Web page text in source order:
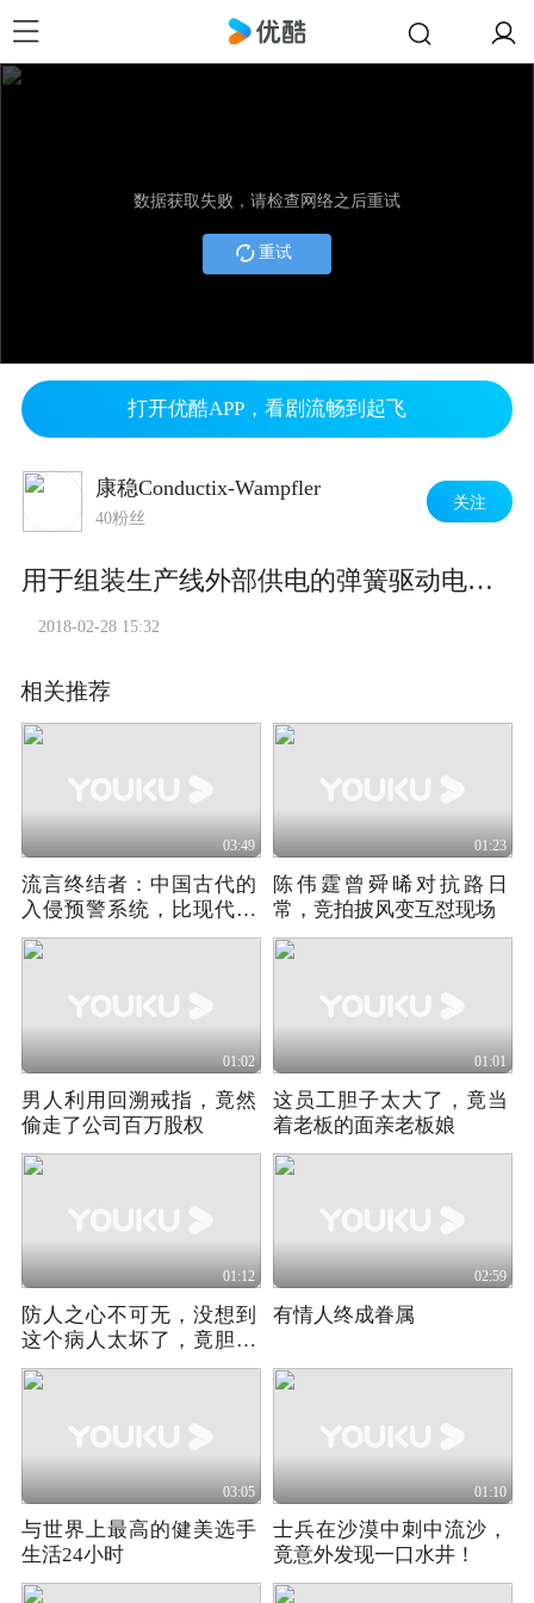
数据获取失败，请检查网络之后重试
重试
打开优酷APP，看剧流畅到起飞
康稳Conductix-Wampfler
40粉丝
关注
用于组装生产线外部供电的弹簧驱动电缆卷筒
2018-02-28 15:32
相关推荐
03:49
流言终结者：中国古代的
入侵预警系统，比现代仪
器更精准吗
01:23
陈伟霆曾舜晞对抗路日
常，竞拍披风变互怼现场
01:02
男人利用回溯戒指，竟然
偷走了公司百万股权
01:01
这员工胆子太大了，竟当
着老板的面亲老板娘
01:12
防人之心不可无，没想到
这个病人太坏了，竟胆大
包天偷看护士！
02:59
有情人终成眷属
03:05
与世界上最高的健美选手
生活24小时
01:10
士兵在沙漠中刺中流沙，
竟意外发现一口水井！